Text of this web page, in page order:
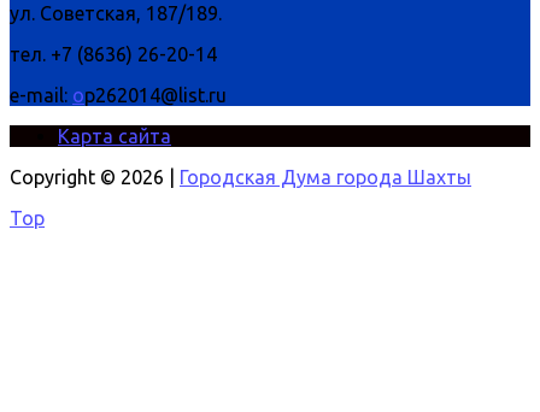
ул. Советская, 187/189.
тел. +7 (8636) 26-20-14
e-mail: op262014@list.ru
Карта сайта
Copyright © 2026 |
Городская Дума города Шахты
Top